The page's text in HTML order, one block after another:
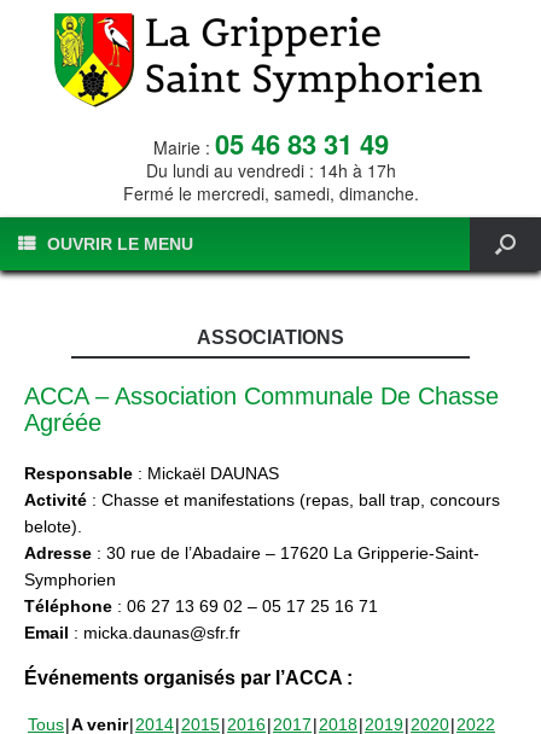
Mairie : 05 46 83 31 49
Du lundi au vendredi : 14h à 17h
Fermé le mercredi, samedi, dimanche.
OUVRIR LE MENU
ASSOCIATIONS
ACCA – Association Communale De Chasse
Agréée
Responsable : Mickaël DAUNAS
Activité : Chasse et manifestations (repas, ball trap, concours
belote).
Adresse : 30 rue de l’Abadaire – 17620 La Gripperie-Saint-
Symphorien
Téléphone : 06 27 13 69 02 – 05 17 25 16 71
Email : micka.daunas@sfr.fr
Événements organisés par l’ACCA :
Tous A venir 2014 2015 2016 2017 2018 2019 2020 2022